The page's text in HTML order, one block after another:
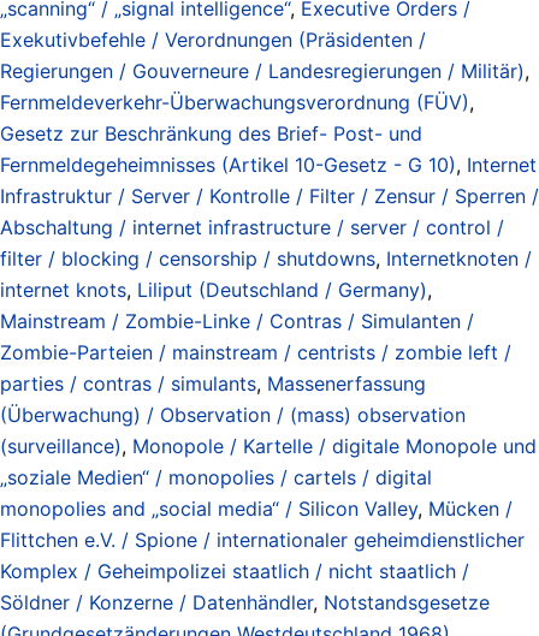
„scanning“ / „signal intelligence“, Executive Orders /
Exekutivbefehle / Verordnungen (Präsidenten /
Regierungen / Gouverneure / Landesregierungen / Militär),
Fernmeldeverkehr-Überwachungsverordnung (FÜV),
Gesetz zur Beschränkung des Brief- Post- und
Fernmeldegeheimnisses (Artikel 10-Gesetz - G 10), Internet
Infrastruktur / Server / Kontrolle / Filter / Zensur / Sperren /
Abschaltung / internet infrastructure / server / control /
filter / blocking / censorship / shutdowns, Internetknoten /
internet knots, Liliput (Deutschland / Germany),
Mainstream / Zombie-Linke / Contras / Simulanten /
Zombie-Parteien / mainstream / centrists / zombie left /
parties / contras / simulants, Massenerfassung
(Überwachung) / Observation / (mass) observation
(surveillance), Monopole / Kartelle / digitale Monopole und
„soziale Medien“ / monopolies / cartels / digital
monopolies and „social media“ / Silicon Valley, Mücken /
Flittchen e.V. / Spione / internationaler geheimdienstlicher
Komplex / Geheimpolizei staatlich / nicht staatlich /
Söldner / Konzerne / Datenhändler, Notstandsgesetze